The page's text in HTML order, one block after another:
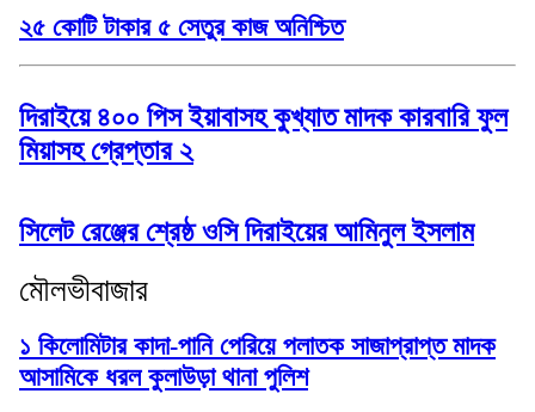
২৫ কোটি টাকার ৫ সেতুর কাজ অনিশ্চিত
দিরাইয়ে ৪০০ পিস ইয়াবাসহ কুখ্যাত মাদক কারবারি ফুল
মিয়াসহ গ্রেপ্তার ২
সিলেট রেঞ্জের শ্রেষ্ঠ ওসি দিরাইয়ের আমিনুল ইসলাম
মৌলভীবাজার
১ কিলোমিটার কাদা-পানি পেরিয়ে পলাতক সাজাপ্রাপ্ত মাদক
আসামিকে ধরল কুলাউড়া থানা পুলিশ